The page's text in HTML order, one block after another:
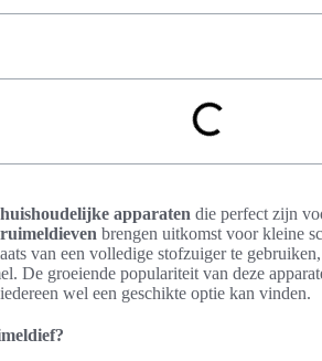
apparaten die perfect zijn
brengen uitkomst voor kleine
van een volledige stofzuiger te
De groeiende populariteit van deze
wel een geschikte optie kan vinden.